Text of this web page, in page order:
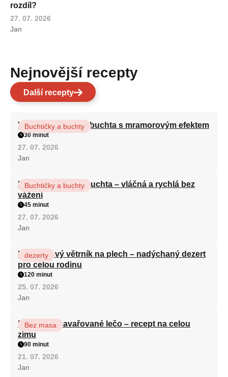
rozdíl?
27. 07. 2026
Jan
Nejnovější recepty
Další recepty
Vláčná olejová litá buchta s mramorovým efektem
Buchtičky a buchty
30 minut
27. 07. 2026
Jan
Hrnková maková buchta – vláčná a rychlá bez
vážení
Buchtičky a buchty
45 minut
27. 07. 2026
Jan
Karamelový větrník na plech – nadýchaný dezert
pro celou rodinu
dezerty
120 minut
25. 07. 2026
Jan
Babiččino zavařované lečo – recept na celou
zimu
Bez masa
90 minut
21. 07. 2026
Jan